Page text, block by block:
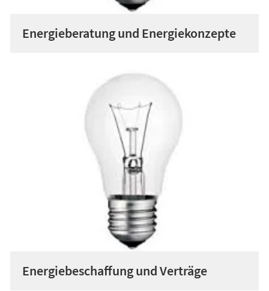
Energieberatung und Energiekonzepte
Energiebeschaffung und Verträge